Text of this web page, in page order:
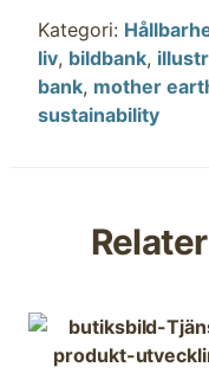
jorden
mängd
Kategori:
liv, bildbank,
bank, mother
sustainability